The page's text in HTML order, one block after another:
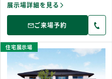
展示場詳細を見る
ご来場予約
住宅展示場